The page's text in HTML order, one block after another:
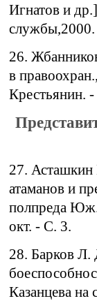
Игнатов и
службы,2000.
26.
в
Крестьянин.
27. Асташкин
атаманов и
полпреда Юж.
окт. - С. 3.
28. Барков Л.
Казанцева на